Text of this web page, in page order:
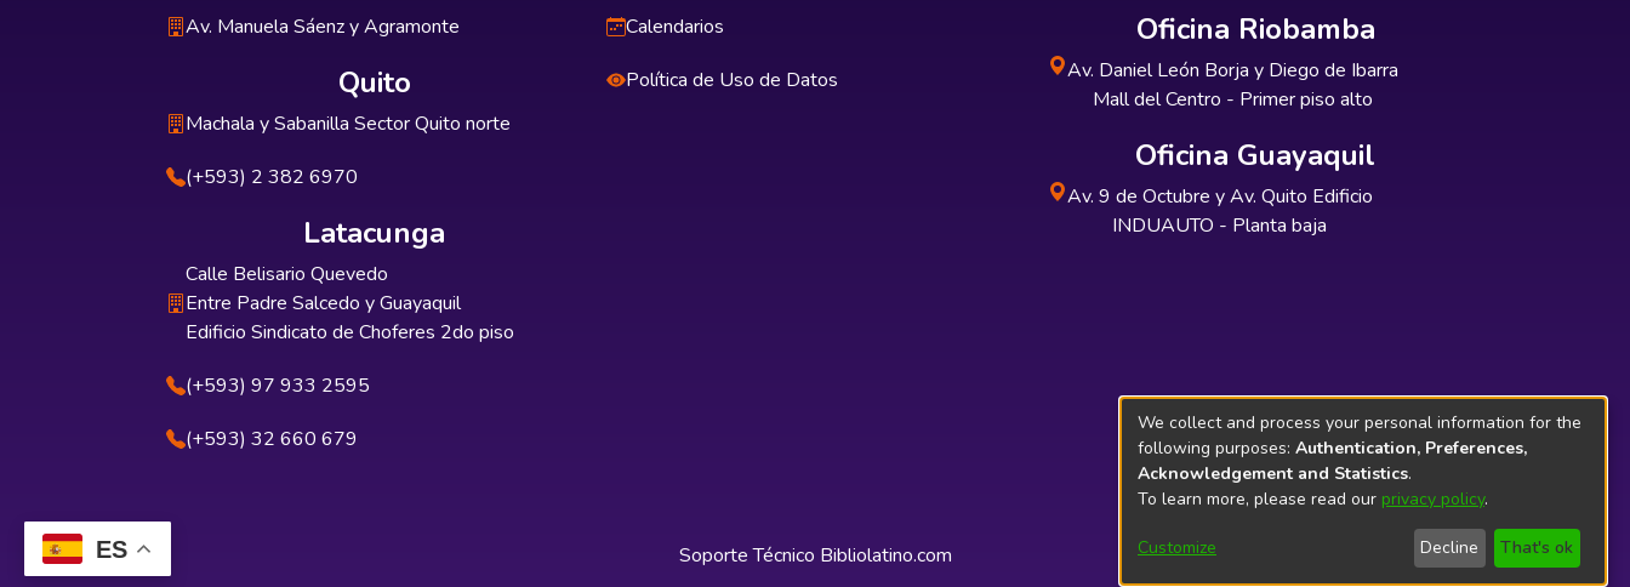
ES
Av. Manuela Sáenz y Agramonte
Quito
Machala y Sabanilla Sector Quito norte
(+593) 2 382 6970
Latacunga
Calle Belisario Quevedo
Entre Padre Salcedo y Guayaquil
Edificio Sindicato de Choferes 2do piso
(+593) 97 933 2595
(+593) 32 660 679
Calendarios
Política de Uso de Datos
Oficina Riobamba
Av. Daniel León Borja y Diego de Ibarra
Mall del Centro - Primer piso alto
Oficina Guayaquil
Av. 9 de Octubre y Av. Quito Edificio
INDUAUTO - Planta baja
Soporte Técnico Bibliolatino.com
We collect and process your personal information for the
following purposes: Authentication, Preferences,
Acknowledgement and Statistics.
To learn more, please read our privacy policy.
Customize Decline That's ok